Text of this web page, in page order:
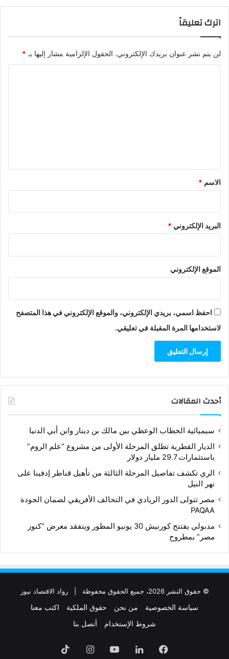
اترك تعليقاً
لن يتم نشر عنوان بريدك الإلكتروني. الحقول الإلزامية مشار إليها بـ *
*
الاسم *
البريد الإلكتروني *
الموقع الإلكتروني
احفظ اسمي، بريدي الإلكتروني، والموقع الإلكتروني في هذا المتصفح
لاستخدامها المرة المقبلة في تعليقي.
أحدث المقالات
سيميائية الخطاب الوعظي بين مالك بن دينار وابن أبي الدنيا
الديار القطرية تطلق المرحلة الأولى من مشروع “علم الروم”
باستثمارات 29.7 مليار دولار
الري تكشف تفاصيل المرحلة الثالثة من تأهيل قناطر إدفينا على
نهر النيل
مصر تتولى الدور الريادي في التحالف الأفريقي لضمان الجودة
PAQAA
مدبولي يفتتح كورنيش 30 يونيو المطور ويتفقد معرض “كنوز
مصر” بمطروح
© حقوق النشر 2026، جميع الحقوق محفوظة | رواد الاقتصاد نيوز
سياسة الخصوصية من نحن حقوق الملكية
اكتب معنا
شروط الإستخدام
أتصل بنا
فيسبوكلينكدإن‫YouTubeانستقرام